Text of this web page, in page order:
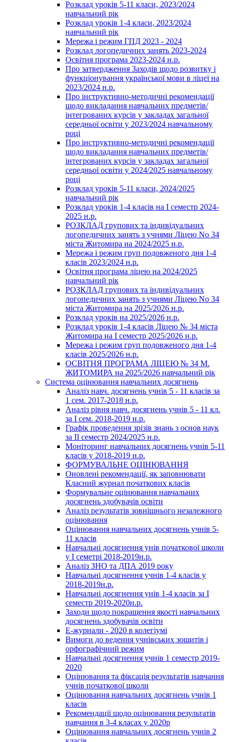
Розклад уроків 5-11 класи, 2023/2024
навчальний рік
Розклад уроків 1-4 класи, 2023/2024
навчальний рік
Мережа і режим ГПД 2023 - 2024
Розклад логопедичних занять 2023-2024
Освітня програма 2023-2024 н.р.
Про затвердження Заходів щодо розвитку і
функціонування української мови в ліцеї на
2023/2024 н.р.
Про інструктивно-методичні рекомендації
щодо викладання навчальних предметів/
інтегрованих курсів у закладах загальної
середньої освіти у 2023/2024 навчальному
році
Про інструктивно-методичні рекомендації
щодо викладання навчальних предметів/
інтегрованих курсів у закладах загальної
середньої освіти у 2024/2025 навчальному
році
Розклад уроків 5-11 класи, 2024/2025
навчальний рік
Розклад уроків 1-4 класів на І семестр 2024-
2025 н.р.
РОЗКЛАД групових та індивідуальних
логопедичних занять з учнями Ліцею No 34
міста Житомира на 2024/2025 н.р.
Мережа і режим груп подовженого дня 1-4
класів 2023/2024 н.р.
Освітня програма ліцею на 2024/2025
навчальний рік
РОЗКЛАД групових та індивідуальних
логопедичних занять з учнями Ліцею No 34
міста Житомира на 2025/2026 н.р.
Розклад уроків на 2025/2026 н.р.
Розклад уроків 1-4 класів Ліцею № 34 міста
Житомира на І семестр 2025/2026 н.р.
Мережа і режим груп подовженого дня 1-4
класів 2025/2026 н.р.
ОСВІТНЯ ПРОГРАМА ЛІЦЕЮ № 34 М.
ЖИТОМИРА на 2025/2026 навчальний рік
Система оцінювання навчальних досягнень
Аналіз навч. досягнень учнів 5 - 11 класів за
1 сем. 2017-2018 н.р.
Аналіз рівня навч. досягнень учнів 5 - 11 кл.
за І сем. 2018-2019 н.р.
Графік проведення зрізів знань з основ наук
за ІІ семестр 2024/2025 н.р.
Моніторинг навчальних досягнень учнів 5-11
класів у 2018-2019 н.р.
ФОРМУВАЛЬНЕ ОЦІНЮВАННЯ
Оновлені рекомендації, як заповнювати
Класний журнал початкових класів
Формувальне оцінювання навчальних
досягнень здобувачів освіти
Аналіз результатів зовнішнього незалежного
оцінювання
Оцінювання навчальних досягнень учнів 5-
11 класів
Навчальні досягнення унів початкової щколи
у І семетрі 2018-2019н.р.
Аналіз ЗНО та ДПА 2019 року
Навчальні досягнення учнів 1-4 класів у
2018-2019н.р.
Навчальні досягнення унів 1-4 класів за І
семестр 2019-2020н.р.
Заходи щодо покращення якості навчальних
досягнень здобувачів освіти
Е-журнали - 2020 в колегіумі
Вимоги до ведення учнівських зошитів і
орфографічний режим
Навчальні досягнення учнів 1 семестр 2019-
2020
Оцінювання та фіксація результатів навчання
учнів початкової школи
Оцінювання навчальних досягнень учнів 1
класів
Рекомендації щодо оцінювання результатів
навчання в 3-4 класах у 2020р
Оцінювання навчальних досягнень учнів 2